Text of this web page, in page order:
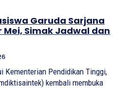
Garuda Sarjana
Mei, Simak Jadwal dan
Kementerian Pendidikan Tinggi,
kembali membuka